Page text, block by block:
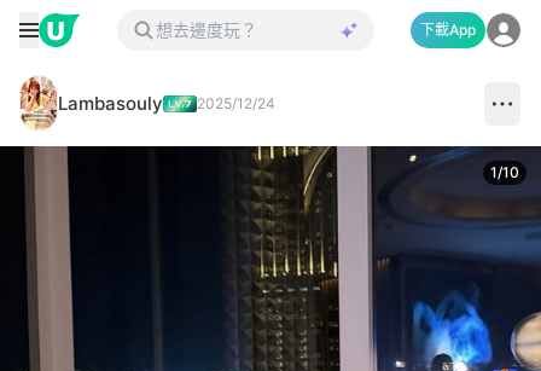
下載App
Lambasouly 2025/12/24
1/10